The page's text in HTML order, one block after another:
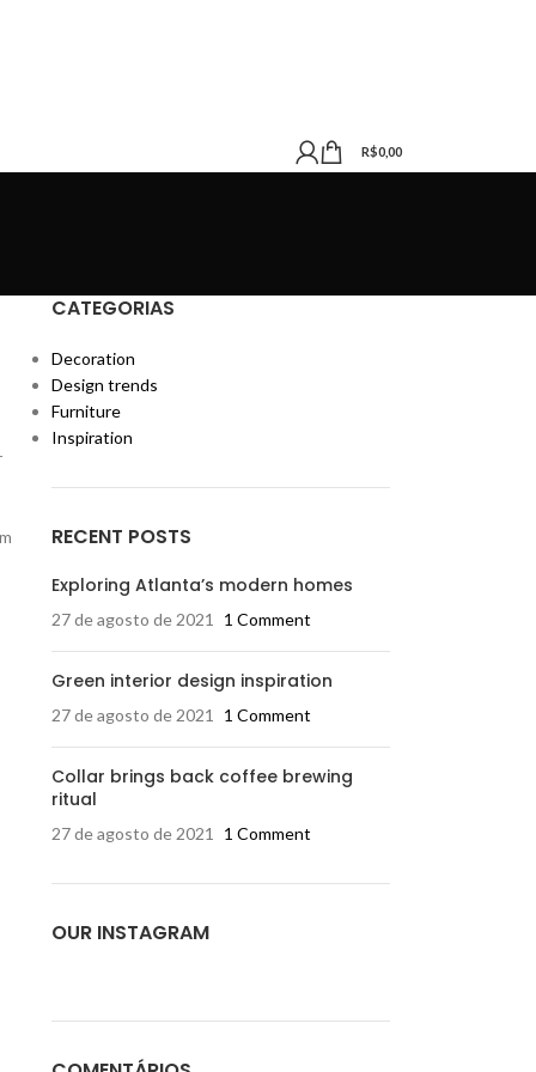
R$0,00
CATEGORIAS
Decoration
Design trends
Furniture
Inspiration
RECENT POSTS
Exploring Atlanta’s modern homes
27 de agosto de 2021 1 Comment
Green interior design inspiration
27 de agosto de 2021 1 Comment
Collar brings back coffee brewing
ritual
27 de agosto de 2021 1 Comment
OUR INSTAGRAM